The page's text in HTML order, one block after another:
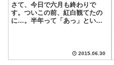
さて、今日で六月も終わりで
す。ついこの前、紅白観てたの
に…。半年って「あっ」という
経ちます。納車されてから、三
ヶ月…。年に負けず、今年の後
2015.06.30